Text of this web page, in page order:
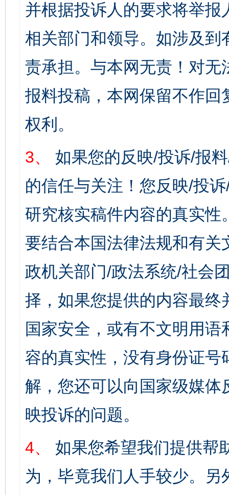
并根据投诉人的要求将举
相关部门和领导。如涉及
责承担。与本网无责！对
报料投稿，本网保留不作
权利。
3、
如果您的反映/投诉/报
的信任与关注！您反映/投
研究核实稿件内容的真实
要结合本国法律法规和有关
政机关部门/政法系统/社会
择，如果您提供的内容最
国家安全，或有不文明用
容的真实性，没有身份证
解，您还可以向国家级媒
映投诉的问题。
4、
如果您希望我们提供帮
为，毕竟我们人手较少。